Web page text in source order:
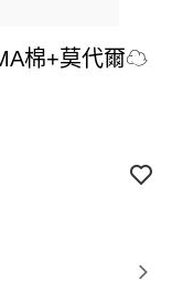
棉+莫代爾☁